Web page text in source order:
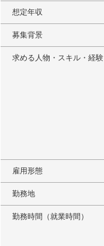
想定年収
募集背景
求める人物・スキル・経験
雇用形態
勤務地
勤務時間（就業時間）